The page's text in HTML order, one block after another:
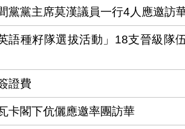
結]"
黨黨主席莫漢議員一行4人應邀訪
語種籽隊選拔活動」18支晉級隊
證費
卡閣下伉儷應邀率團訪華